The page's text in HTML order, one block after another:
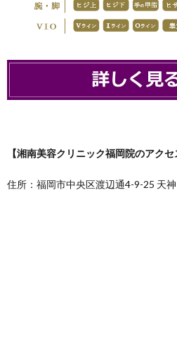
【湘南美容クリニック福岡院のアクセ
住所：福岡市中央区渡辺通4-9-25 天